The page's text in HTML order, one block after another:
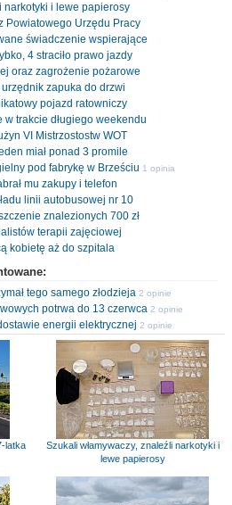
narkotyki i lewe papierosy
Powiatowego Urzędu Pracy
świadczenie wspierające
4 straciło prawo jazdy
oraz zagrożenie pożarowe
zapuka do drzwi
pojazd ratowniczy
trakcie długiego weekendu
VI Mistrzostostw WOT
miał ponad 3 promile
pod fabrykę w Brześciu 1 opinia
mu zakupy i telefon
linii autobusowej nr 10
znalezionych 700 zł
terapii zajęciowej
kobietę aż do szpitala
tego samego złodzieja 2 opinie
potrwa do 13 czerwca 2 opinie
energii elektrycznej 2 opinie
latka
Szukali włamywaczy, znaleźli narkotyki i
lewe papierosy